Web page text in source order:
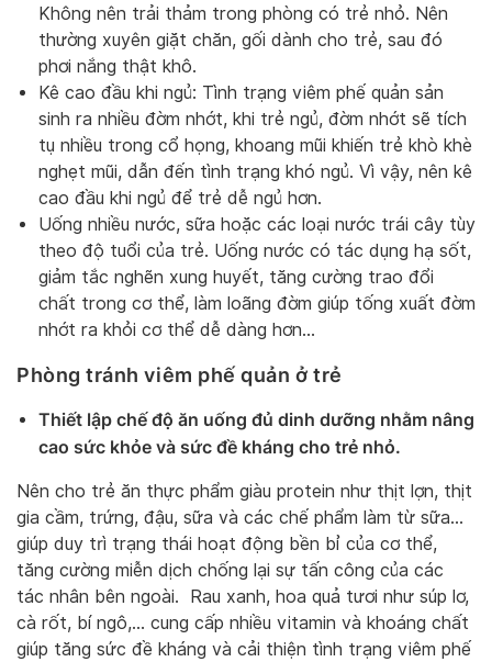
Không nên trải thảm trong phòng có trẻ nhỏ. Nên
thường xuyên giặt chăn, gối dành cho trẻ, sau đó
phơi nắng thật khô.
Kê cao đầu khi ngủ: Tình trạng viêm phế quản sản
sinh ra nhiều đờm nhớt, khi trẻ ngủ, đờm nhớt sẽ tích
tụ nhiều trong cổ họng, khoang mũi khiến trẻ khò khè
nghẹt mũi, dẫn đến tình trạng khó ngủ. Vì vậy, nên kê
cao đầu khi ngủ để trẻ dễ ngủ hơn.
Uống nhiều nước, sữa hoặc các loại nước trái cây tùy
theo độ tuổi của trẻ. Uống nước có tác dụng hạ sốt,
giảm tắc nghẽn xung huyết, tăng cường trao đổi
chất trong cơ thể, làm loãng đờm giúp tống xuất đờm
nhớt ra khỏi cơ thể dễ dàng hơn…
Phòng tránh viêm phế quản ở trẻ
Thiết lập chế độ ăn uống đủ dinh dưỡng nhằm nâng
cao sức khỏe và sức đề kháng cho trẻ nhỏ.
Nên cho trẻ ăn thực phẩm giàu protein như thịt lợn, thịt
gia cầm, trứng, đậu, sữa và các chế phẩm làm từ sữa…
giúp duy trì trạng thái hoạt động bền bỉ của cơ thể,
tăng cường miễn dịch chống lại sự tấn công của các
tác nhân bên ngoài. Rau xanh, hoa quả tươi như súp lơ,
cà rốt, bí ngô,… cung cấp nhiều vitamin và khoáng chất
giúp tăng sức đề kháng và cải thiện tình trạng viêm phế